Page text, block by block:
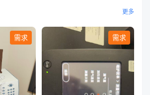
更多
需求 需求